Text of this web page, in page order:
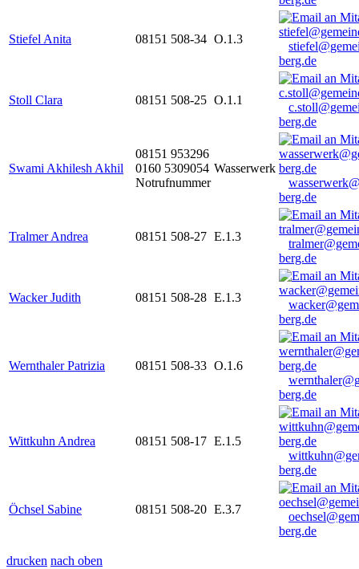
Stiefel Anita 08151 508-34 O.1.3
berg.de
Stoll Clara 08151 508-25 O.1.1
berg.de
Swami Akhilesh Akhil
08151 953296
0160 5309054
Notrufnummer
Wasserwerk
berg.de
Tralmer Andrea 08151 508-27 E.1.3
berg.de
Wacker Judith 08151 508-28 E.1.3
berg.de
Wernthaler Patrizia 08151 508-33 O.1.6
berg.de
Wittkuhn Andrea 08151 508-17 E.1.5
berg.de
Öchsel Sabine 08151 508-20 E.3.7
berg.de
drucken nach oben